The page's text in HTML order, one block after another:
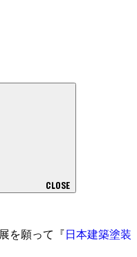
CLOSE
を願って『 日本建築塗装